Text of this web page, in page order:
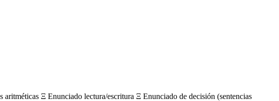
Ξ Enunciado lectura/escritura Ξ Enunciado de decisión (sentencias